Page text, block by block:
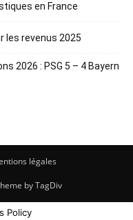
en France
les revenus 2025
2026 : PSG 5 – 4 Bayern
légales
by TagDiv
Policy